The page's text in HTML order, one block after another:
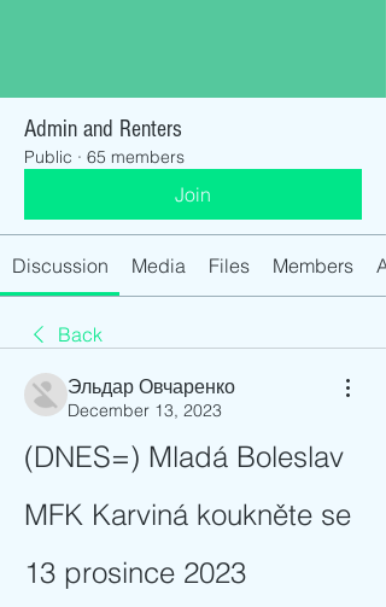
Admin and Renters
Public · 65 members
Join
Discussion Media Files Members
Back
Эльдар Овчаренко
December 13, 2023
(DNES=) Mladá Boleslav
MFK Karviná koukněte se
13 prosince 2023